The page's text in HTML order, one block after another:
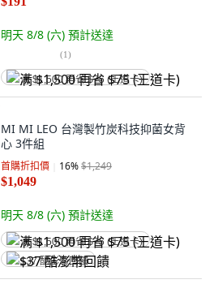
明天 8/8 (六) 預計送達
(1)
满 $1,500 再省 $75 (王道卡)
MI MI LEO 台灣製竹炭科技抑菌女背
心 3件組
首購折扣價 16%$1,249
$1,049
明天 8/8 (六) 預計送達
满 $1,500 再省 $75 (王道卡)
$37 酷澎幣回饋